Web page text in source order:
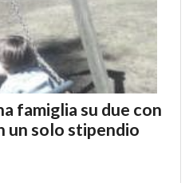
famiglia su due con
un solo stipendio